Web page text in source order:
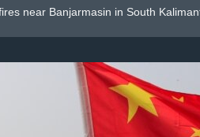
near Banjarmasin in South